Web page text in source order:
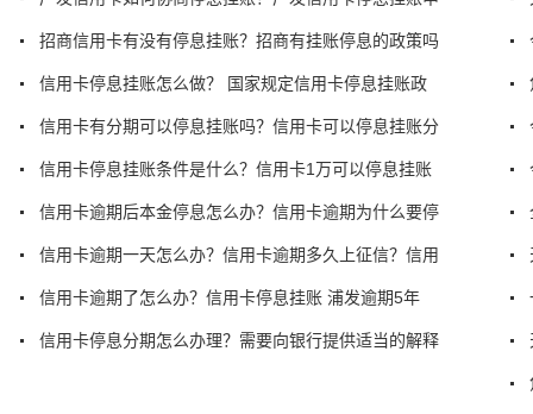
招商信用卡有没有停息挂账？招商有挂账停息的政策吗
信用卡停息挂账怎么做？ 国家规定信用卡停息挂账政
信用卡有分期可以停息挂账吗？信用卡可以停息挂账分
信用卡停息挂账条件是什么？信用卡1万可以停息挂账
信用卡逾期后本金停息怎么办？信用卡逾期为什么要停
信用卡逾期一天怎么办？信用卡逾期多久上征信？信用
信用卡逾期了怎么办？信用卡停息挂账 浦发逾期5年
信用卡停息分期怎么办理？需要向银行提供适当的解释